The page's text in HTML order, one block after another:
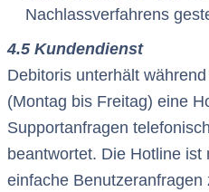
Nachlassverfahrens
4.5 Kundendienst
Debitoris unterhält
(Montag bis Freitag) eine
Supportanfragen
beantwortet. Die Hotline ist
einfache Benutzeranfragen